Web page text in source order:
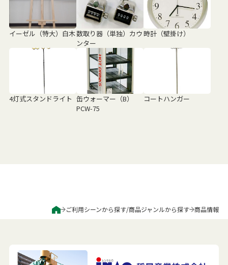
イーゼル（特大）白木数取り器（単独）カウ
ンター
時計（壁掛け）
4灯式スタンドライト 缶ウォーマー（B）
PCW-75
コートハンガー
ご利用シーンから探す/商品ジャンルから探す 商品情報